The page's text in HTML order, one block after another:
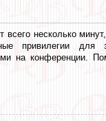
несколько
привилегии для
на конференции.